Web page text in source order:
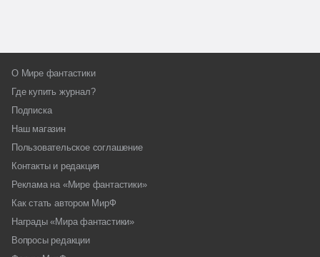
О Мире фантастики
Где купить журнал?
Подписка
Наш магазин
Пользовательское соглашение
Контакты и редакция
Реклама на «Мире фантастики»
Как стать автором МирФ
Награды «Мира фантастики»
Вопросы редакции